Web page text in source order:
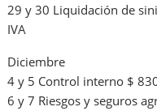
29 y 30 Liquidación de
IVA
Diciembre
4 y 5 Control interno $
6 y 7 Riesgos y seguros